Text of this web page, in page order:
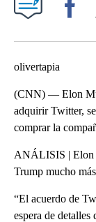
olivertapia
(CNN) — Elon
adquirir Twitter,
comprar la
ANÁLISIS | Elon
Trump mucho
“El acuerdo de
espera de detalles